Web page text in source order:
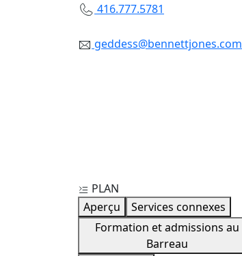
416.777.5781
geddess@bennettjones.com
PLAN
Aperçu
Services connexes
Formation et admissions au
Barreau